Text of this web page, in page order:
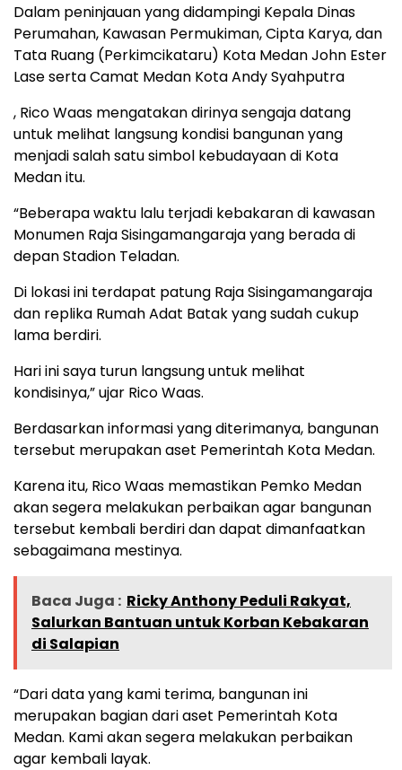
Dalam peninjauan yang didampingi Kepala Dinas
Perumahan, Kawasan Permukiman, Cipta Karya, dan
Tata Ruang (Perkimcikataru) Kota Medan John Ester
Lase serta Camat Medan Kota Andy Syahputra
, Rico Waas mengatakan dirinya sengaja datang
untuk melihat langsung kondisi bangunan yang
menjadi salah satu simbol kebudayaan di Kota
Medan itu.
“Beberapa waktu lalu terjadi kebakaran di kawasan
Monumen Raja Sisingamangaraja yang berada di
depan Stadion Teladan.
Di lokasi ini terdapat patung Raja Sisingamangaraja
dan replika Rumah Adat Batak yang sudah cukup
lama berdiri.
Hari ini saya turun langsung untuk melihat
kondisinya,” ujar Rico Waas.
Berdasarkan informasi yang diterimanya, bangunan
tersebut merupakan aset Pemerintah Kota Medan.
Karena itu, Rico Waas memastikan Pemko Medan
akan segera melakukan perbaikan agar bangunan
tersebut kembali berdiri dan dapat dimanfaatkan
sebagaimana mestinya.
Baca Juga : Ricky Anthony Peduli Rakyat,
Salurkan Bantuan untuk Korban Kebakaran
di Salapian
“Dari data yang kami terima, bangunan ini
merupakan bagian dari aset Pemerintah Kota
Medan. Kami akan segera melakukan perbaikan
agar kembali layak.